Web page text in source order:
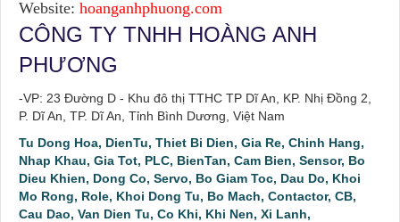
Website: hoanganhphuong.com
CÔNG TY TNHH HOÀNG ANH
PHƯƠNG
-VP: 23 Đường D - Khu đô thị TTHC TP Dĩ An, KP. Nhị Đồng 2,
P. Dĩ An, TP. Dĩ An, Tỉnh Bình Dương, Việt Nam
Tu Dong Hoa, DienTu, Thiet Bi Dien, Gia Re, Chinh Hang,
Nhap Khau, Gia Tot, PLC, BienTan, Cam Bien, Sensor, Bo
Dieu Khien, Dong Co, Servo, Bo Giam Toc, Dau Do, Khoi
Mo Rong, Role, Khoi Dong Tu, Bo Mach, Contactor, CB,
Cau Dao, Van Dien Tu, Co Khi, Khi Nen, Xi Lanh,